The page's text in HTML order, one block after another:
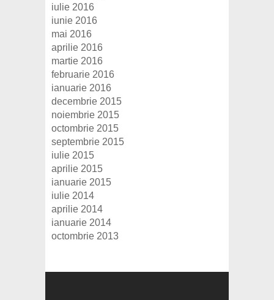
iulie 2016
iunie 2016
mai 2016
aprilie 2016
martie 2016
februarie 2016
ianuarie 2016
decembrie 2015
noiembrie 2015
octombrie 2015
septembrie 2015
iulie 2015
aprilie 2015
ianuarie 2015
iulie 2014
aprilie 2014
ianuarie 2014
octombrie 2013